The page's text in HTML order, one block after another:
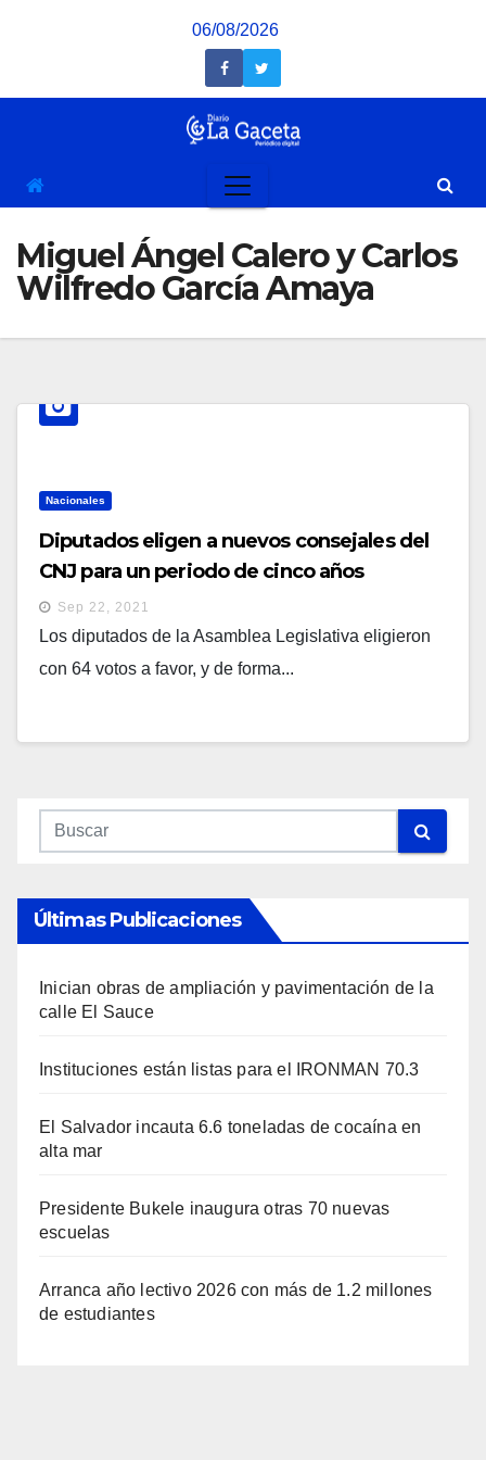
06/08/2026
Miguel Ángel Calero y Carlos
Wilfredo García Amaya
Nacionales
Diputados eligen a nuevos consejales del
CNJ para un periodo de cinco años
Sep 22, 2021
Los diputados de la Asamblea Legislativa eligieron
con 64 votos a favor, y de forma...
Últimas Publicaciones
Inician obras de ampliación y pavimentación de la
calle El Sauce
Instituciones están listas para el IRONMAN 70.3
El Salvador incauta 6.6 toneladas de cocaína en
alta mar
Presidente Bukele inaugura otras 70 nuevas
escuelas
Arranca año lectivo 2026 con más de 1.2 millones
de estudiantes